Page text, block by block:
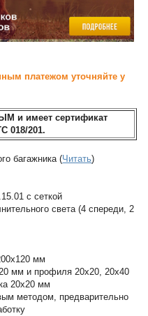
платежом уточняйте у
и имеет сертификат
018/201.
багажника (Читать)
с сеткой
света (4 спереди, 2
мм
мм и профиля 20х20, 20х40
20х20 мм
методом, предварительно